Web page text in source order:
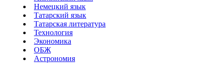
Немецкий язык
Татарский язык
Татарская литература
Технология
Экономика
ОБЖ
Астрономия